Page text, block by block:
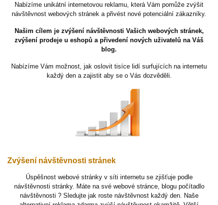
Nabízíme unikátní internetovou reklamu, která Vám pomůže zvýšit
návštěvnost webových stránek a přivést nové potenciální zákazníky.
Našim cílem je zvýšení návštěvnosti Vašich webových stránek,
zvýšení prodeje u eshopů a přivedení nových uživatelů na Váš
blog.
Nabízíme Vám možnost, jak oslovit tisíce lidí surfujících na internetu
každý den a zajistit aby se o Vás dozvěděli.
Zvýšení návštěvnosti stránek
Úspěšnost webové stránky v síti internetu se zjišťuje podle
návštěvnosti stránky. Máte na své webové stránce, blogu počítadlo
návštěvnosti ? Sledujte jak roste návštěvnost každý den. Naše